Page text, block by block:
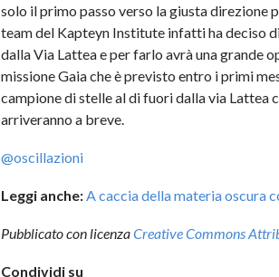
solo il primo passo verso la giusta
team del Kapteyn Institute infatti ha deciso
dalla Via Lattea e per farlo avrà una grande
missione Gaia che è previsto entro i primi
campione di stelle al di fuori dalla via Lattea
arriveranno a breve.
@oscillazioni
Leggi anche:A caccia della materia oscura
Pubblicato con licenzaCreative Commons
Condividi su